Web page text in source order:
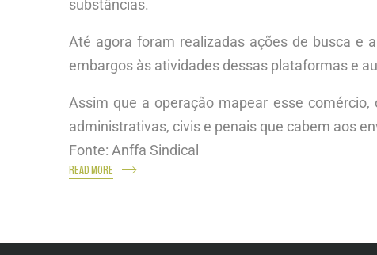
substâncias.
Até agora foram realizadas ações de busca e
embargos às atividades dessas plataformas e
Assim que a operação mapear esse
administrativas, civis e penais que cabem aos
Fonte: Anffa Sindical
READ MORE